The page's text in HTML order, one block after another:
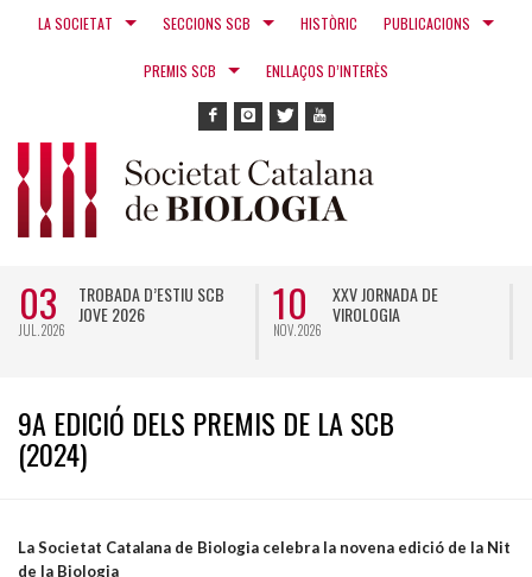
LA SOCIETAT SECCIONS SCB HISTÒRIC PUBLICACIONS
PREMIS SCB ENLLAÇOS D’INTERÈS
10
NOV. 2026
XXV JORNADA DE
VIROLOGIA
06
NOV. 2026
1A JORNADA DE BIOLOGIA
DE PLANTES
9A EDICIÓ DELS PREMIS DE LA SCB
(2024)
La Societat Catalana de Biologia celebra la novena edició de la Nit
de la Biologia